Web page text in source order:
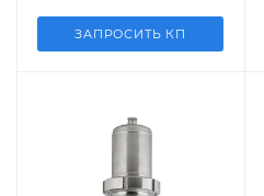
ЗАПРОСИТЬ КП